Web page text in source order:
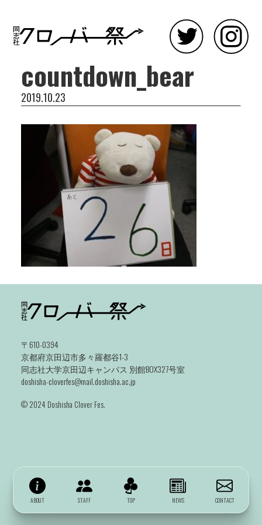
countdown_bear
2019.10.23
ABOUT STAFF TOP NEWS CONTACT
〒610-0394
京都府京田辺市多々羅都谷1-3
同志社大学京田辺キャンパス 別館BOX327号室
doshisha-cloverfes@mail.doshisha.ac.jp
©️ 2024 Doshisha Clover Fes.